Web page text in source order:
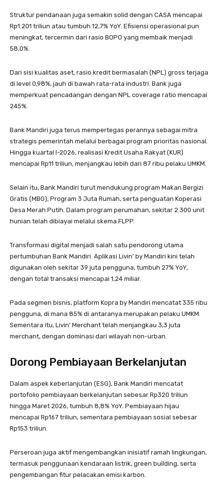
Struktur pendanaan juga semakin solid dengan CASA mencapai
Rp1.201 triliun atau tumbuh 12,7% YoY. Efisiensi operasional pun
meningkat, tercermin dari rasio BOPO yang membaik menjadi
58,0%.
Dari sisi kualitas aset, rasio kredit bermasalah (NPL) gross terjaga
di level 0,98%, jauh di bawah rata-rata industri. Bank juga
memperkuat pencadangan dengan NPL coverage ratio mencapai
245%.
Bank Mandiri juga terus mempertegas perannya sebagai mitra
strategis pemerintah melalui berbagai program prioritas nasional.
Hingga kuartal I-2026, realisasi Kredit Usaha Rakyat (KUR)
mencapai Rp11 triliun, menjangkau lebih dari 87 ribu pelaku UMKM.
Selain itu, Bank Mandiri turut mendukung program Makan Bergizi
Gratis (MBG), Program 3 Juta Rumah, serta penguatan Koperasi
Desa Merah Putih. Dalam program perumahan, sekitar 2.300 unit
hunian telah dibiayai melalui skema FLPP.
Transformasi digital menjadi salah satu pendorong utama
pertumbuhan Bank Mandiri. Aplikasi Livin’ by Mandiri kini telah
digunakan oleh sekitar 39 juta pengguna, tumbuh 27% YoY,
dengan total transaksi mencapai 1,24 miliar.
Pada segmen bisnis, platform Kopra by Mandiri mencatat 335 ribu
pengguna, di mana 85% di antaranya merupakan pelaku UMKM.
Sementara itu, Livin’ Merchant telah menjangkau 3,3 juta
merchant, dengan dominasi dari wilayah non-urban.
Dorong Pembiayaan Berkelanjutan
Dalam aspek keberlanjutan (ESG), Bank Mandiri mencatat
portofolio pembiayaan berkelanjutan sebesar Rp320 triliun
hingga Maret 2026, tumbuh 8,8% YoY. Pembiayaan hijau
mencapai Rp167 triliun, sementara pembiayaan sosial sebesar
Rp153 triliun.
Perseroan juga aktif mengembangkan inisiatif ramah lingkungan,
termasuk penggunaan kendaraan listrik, green building, serta
pengembangan fitur pelacakan emisi karbon.